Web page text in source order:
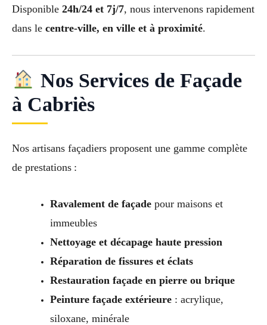
Disponible 24h/24 et 7j/7, nous intervenons rapidement
dans le centre-ville, en ville et à proximité.
Nos Services de Façade
à Cabriès
Nos artisans façadiers proposent une gamme complète
de prestations :
Ravalement de façadepour maisons et
immeubles
Nettoyage et décapage haute pression
Réparation de fissures et éclats
Restauration façade en pierre ou brique
Peinture façade extérieure: acrylique,
siloxane, minérale